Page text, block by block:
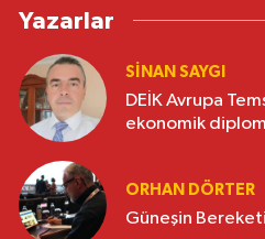
Yazarlar
SINAN SAYGI
DEİK Avrupa
ekonomik
ORHAN DÖRTER
Güneşin